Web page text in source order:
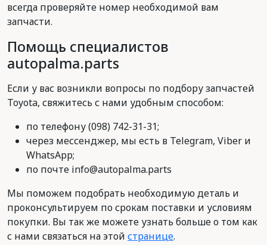
всегда проверяйте номер необходимой вам
запчасти.
Помощь специалистов
autopalma.parts
Если у вас возникли вопросы по подбору запчастей
Toyota, свяжитесь с нами удобным способом:
по телефону (098) 742-31-31;
через мессенджер, мы есть в Telegram, Viber и
WhatsApp;
по почте info@autopalma.parts
Мы поможем подобрать необходимую деталь и
проконсультируем по срокам поставки и условиям
покупки. Вы так же можете узнать больше о том как
с нами связаться на этой странице.